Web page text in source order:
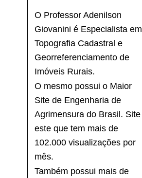
O Professor Adenilson
Giovanini é Especialista em
Topografia Cadastral e
Georreferenciamento de
Imóveis Rurais.
O mesmo possui o Maior
Site de Engenharia de
Agrimensura do Brasil. Site
este que tem mais de
102.000 visualizações por
mês.
Também possui mais de